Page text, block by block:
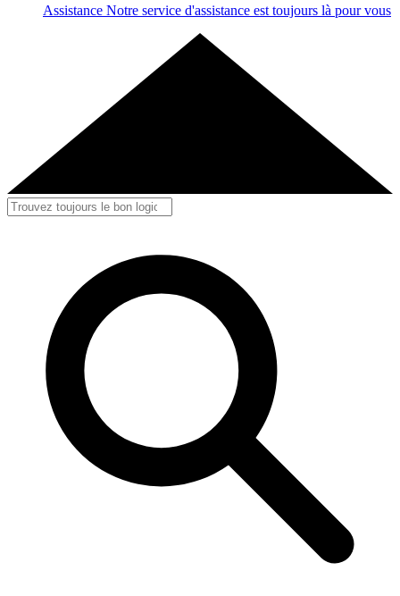
Assistance Notre service d'assistance est toujours là pour vous